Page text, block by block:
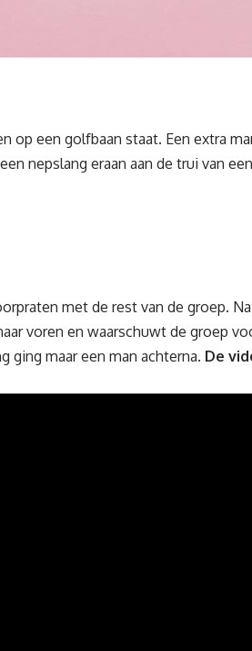
op een golfbaan staat. Een extra
nepslang eraan aan de trui van
met de rest van de groep.
voren en waarschuwt de groep
ging maar een man achterna. De